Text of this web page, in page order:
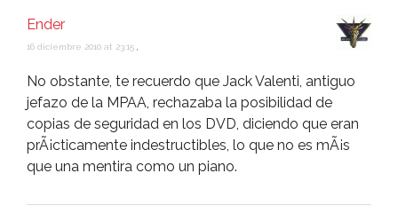
Ender
16 diciembre 2010 at 23:15
No obstante, te recuerdo que Jack Valenti, antiguo
jefazo de la MPAA, rechazaba la posibilidad de
copias de seguridad en los DVD, diciendo que eran
prÃ¡cticamente indestructibles, lo que no es mÃ¡s
que una mentira como un piano.